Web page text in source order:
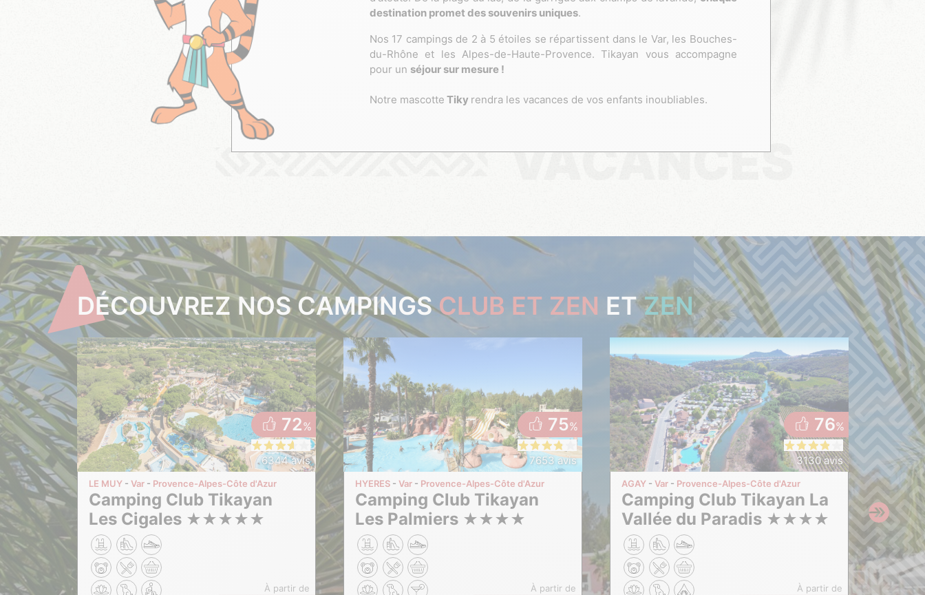
destination promet des souvenirs uniques.
Nos 17 campings de 2 à 5 étoiles se répartissent dans le Var, les Bouches-
du-Rhône et les Alpes-de-Haute-Provence. Tikayan vous accompagne
pour un séjour sur mesure !
Notre mascotte Tiky rendra les vacances de vos enfants inoubliables.
VACANCES
DÉCOUVREZ NOS CAMPINGSCLUB ET ZEN ETZEN
72%
6344 avis
LE MUY Var Provence-Alpes-Côte d'Azur
Camping Club Tikayan
Les Cigales ★★★★★
à partir de
75%
7653 avis
HYERES Var Provence-Alpes-Côte d'Azur
Camping Club Tikayan
Les Palmiers ★★★★
à partir de
76%
3130 avis
AGAY Var Provence-Alpes-Côte d'Azur
Camping Club Tikayan La
Vallée du Paradis ★★★★
à partir de
LE MUY
Camping Tikayan La